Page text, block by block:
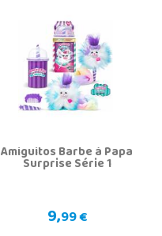
Amiguitos Barbe à Papa
Surprise Série 1
9,99 €